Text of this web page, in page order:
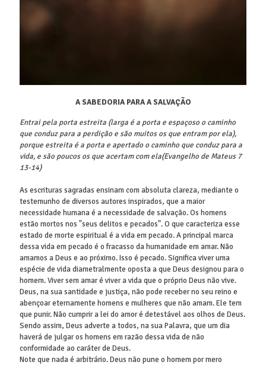
A SABEDORIA PARA A SALVAÇÃO
Entrai pela porta estreita (larga é a porta e espaçoso o caminho
que conduz para a perdição e são muitos os que entram por ela),
porque estreita é a porta e apertado o caminho que conduz para a
vida, e são poucos os que acertam com ela(Evangelho de Mateus 7
13-14)
As escrituras sagradas ensinam com absoluta clareza, mediante o
testemunho de diversos autores inspirados, que a maior
necessidade humana é a necessidade de salvação. Os homens
estão mortos nos "seus delitos e pecados". O que caracteriza esse
estado de morte espiritual é a vida em pecado. A principal marca
dessa vida em pecado é o fracasso da humanidade em amar. Não
amamos a Deus e ao próximo. Isso é pecado. Significa viver uma
espécie de vida diametralmente oposta a que Deus designou para o
homem. Viver sem amar é viver a vida que o próprio Deus não vive.
Deus, na sua santidade e justiça, não pode receber no seu reino e
abençoar eternamente homens e mulheres que não amam. Ele tem
que punir. Não cumprir a lei do amor é detestável aos olhos de Deus.
Sendo assim, Deus adverte a todos, na sua Palavra, que um dia
haverá de julgar os homens em razão dessa vida de não
conformidade ao caráter de Deus.
Note que nada é arbitrário. Deus não pune o homem por mero